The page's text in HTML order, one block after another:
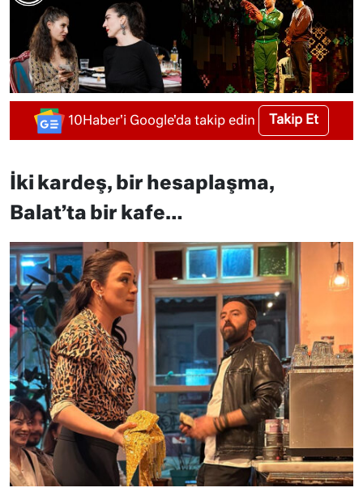
10Haber'i Google'da takip edin Takip Et
İki kardeş, bir hesaplaşma,
Balat’ta bir kafe…